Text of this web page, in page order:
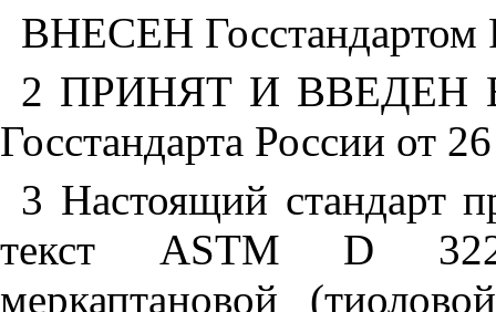
ВНЕСЕН Госстандартом
2 ПРИНЯТ И ВВЕДЕН В
Госстандарта России от
3 Настоящий стандарт
текст ASTM D
меркаптановой